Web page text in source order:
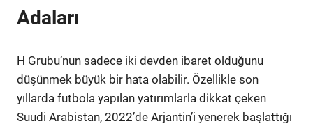
Adaları
H Grubu’nun sadece iki devden ibaret olduğunu
düşünmek büyük bir hata olabilir. Özellikle son
yıllarda futbola yapılan yatırımlarla dikkat çeken
Suudi Arabistan, 2022’de Arjantin’i yenerek başlattığı